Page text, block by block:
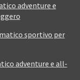
adventure e
sportivo per
adventure e all-